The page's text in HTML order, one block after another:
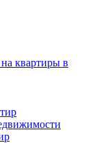
квартиры в